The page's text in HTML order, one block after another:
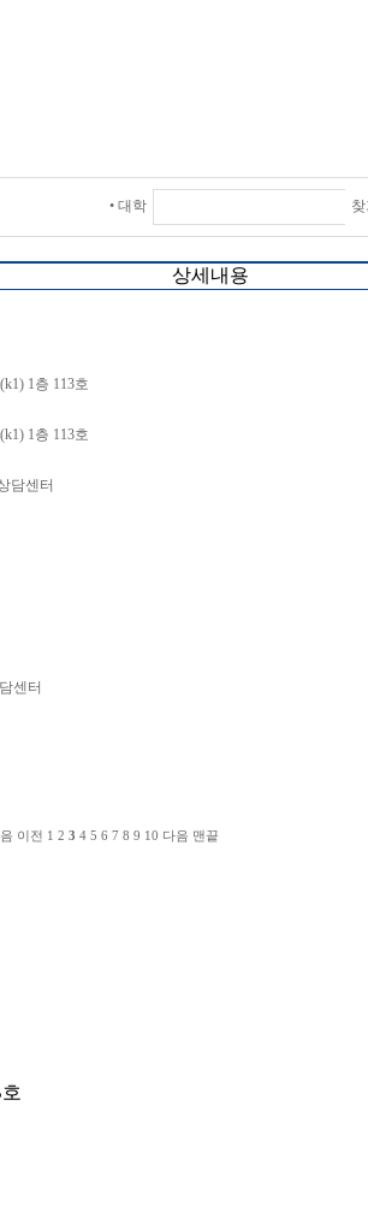
• 대학
상세내용
1층 113호
1층 113호
담센터
센터
이전 1 2 3 4 5 6 7 8 9 10 다음 맨끝